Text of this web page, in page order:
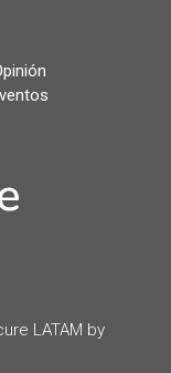
LATAM by